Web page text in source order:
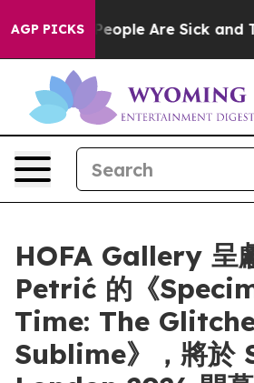
AGP PICKS
Win: “People Are Sick and
HOFA Gallery 呈
Petrić 的《
Time: The
Sublime》，將於